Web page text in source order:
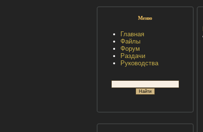
Меню
Главная
Файлы
Форум
Раздачи
Руководства